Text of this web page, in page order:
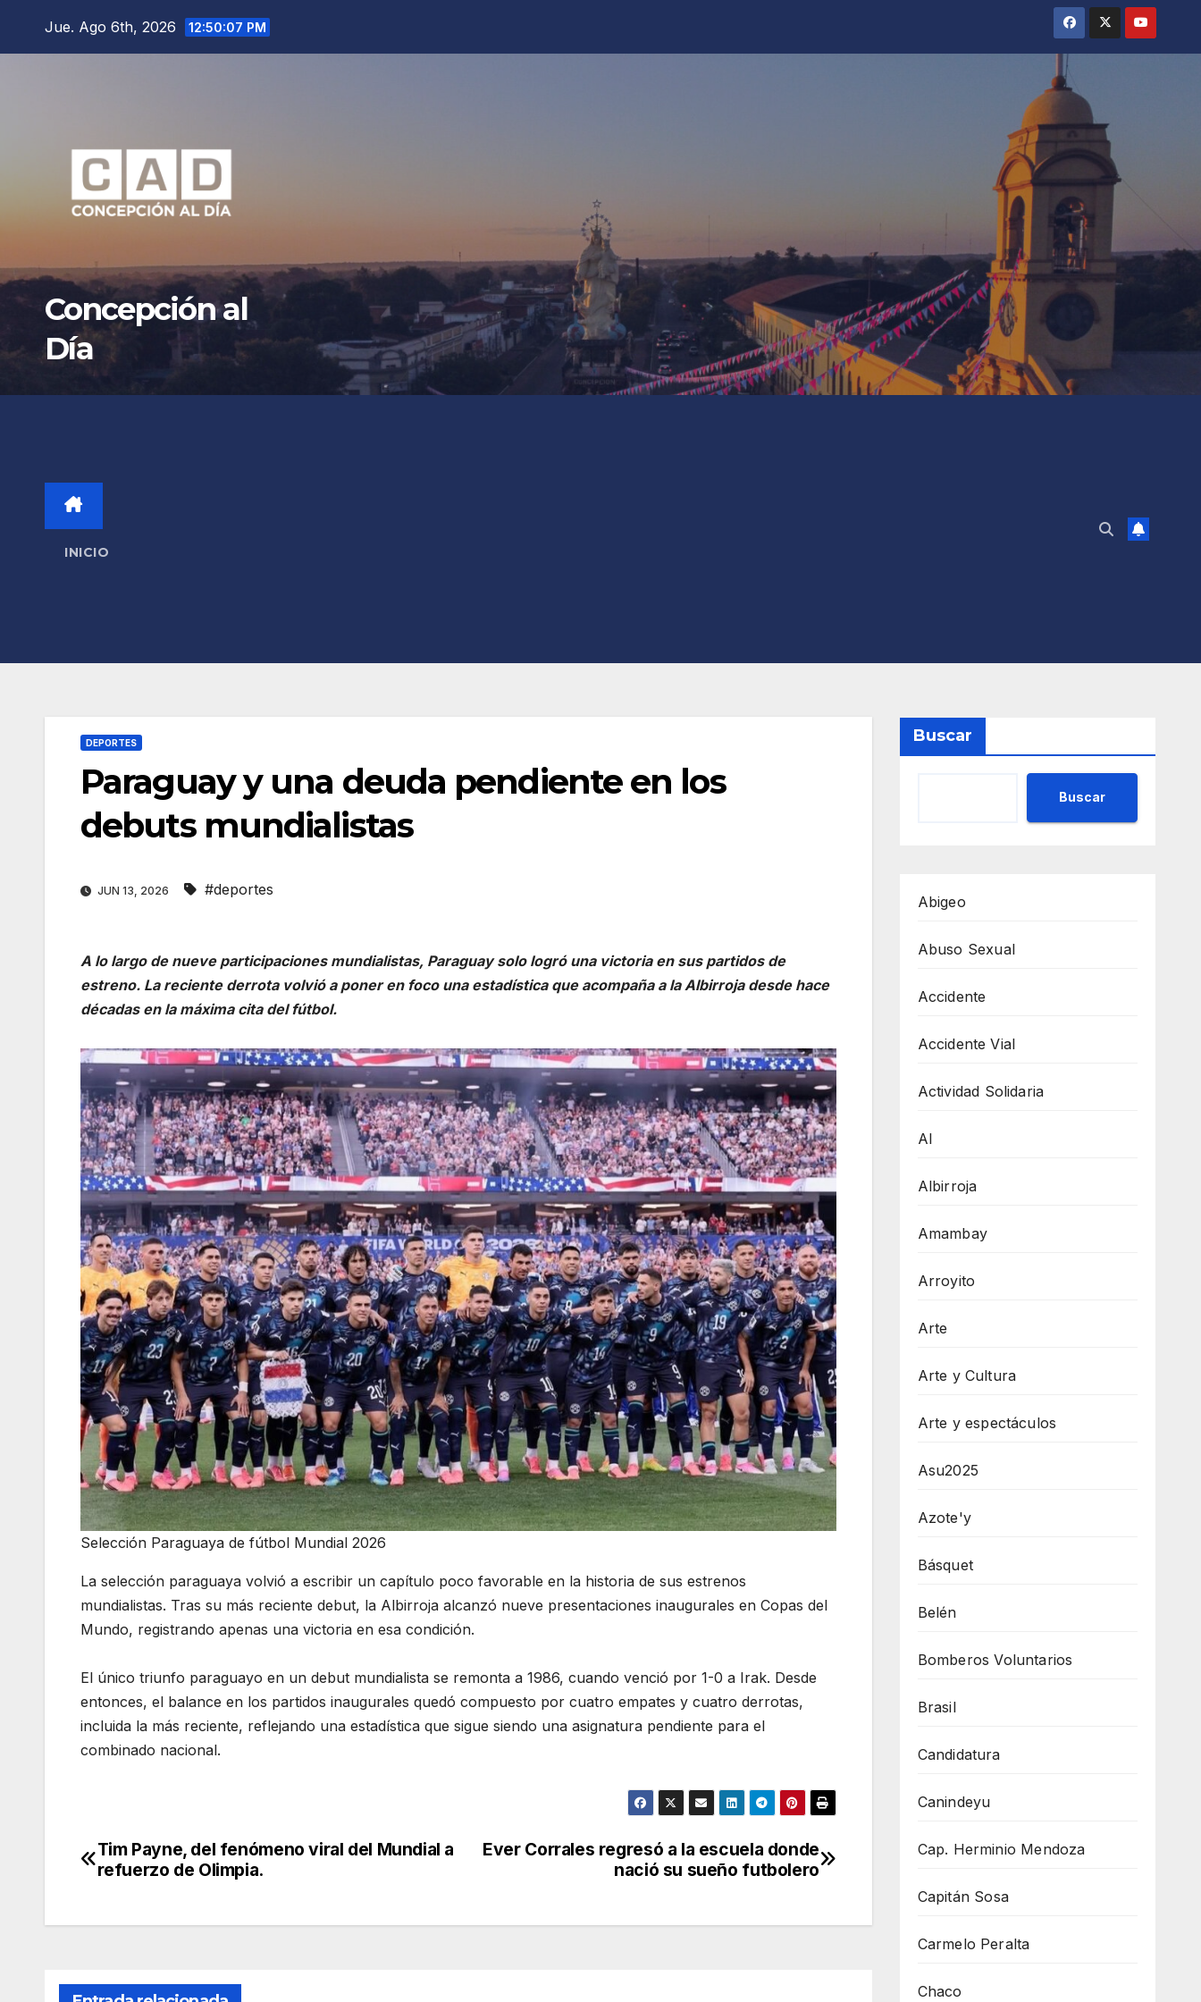
Jue. Ago 6th, 2026 12:50:09 PM
Concepción al
Día
INICIO
DEPORTES
Paraguay y una deuda pendiente en los
debuts mundialistas
JUN 13, 2026 #deportes
A lo largo de nueve participaciones mundialistas, Paraguay solo logró una victoria en sus partidos de
estreno. La reciente derrota volvió a poner en foco una estadística que acompaña a la Albirroja desde hace
décadas en la máxima cita del fútbol.
Selección Paraguaya de fútbol Mundial 2026
La selección paraguaya volvió a escribir un capítulo poco favorable en la historia de sus estrenos
mundialistas. Tras su más reciente debut, la Albirroja alcanzó nueve presentaciones inaugurales en Copas del
Mundo, registrando apenas una victoria en esa condición.
El único triunfo paraguayo en un debut mundialista se remonta a 1986, cuando venció por 1-0 a Irak. Desde
entonces, el balance en los partidos inaugurales quedó compuesto por cuatro empates y cuatro derrotas,
incluida la más reciente, reflejando una estadística que sigue siendo una asignatura pendiente para el
combinado nacional.
Navegación
entradas
Ever Corrales regresó a la escuela donde
nació su sueño futbolero
Tim Payne, del fenómeno viral del Mundial a
refuerzo de Olimpia.
Buscar
Buscar
Abigeo
Abuso Sexual
Accidente
Accidente Vial
Actividad Solidaria
AI
Albirroja
Amambay
Arroyito
Arte
Arte y Cultura
Arte y espectáculos
Asu2025
Azote'y
Básquet
Belén
Bomberos Voluntarios
Brasil
Candidatura
Canindeyu
Cap. Herminio Mendoza
Capitán Sosa
Carmelo Peralta
Chaco